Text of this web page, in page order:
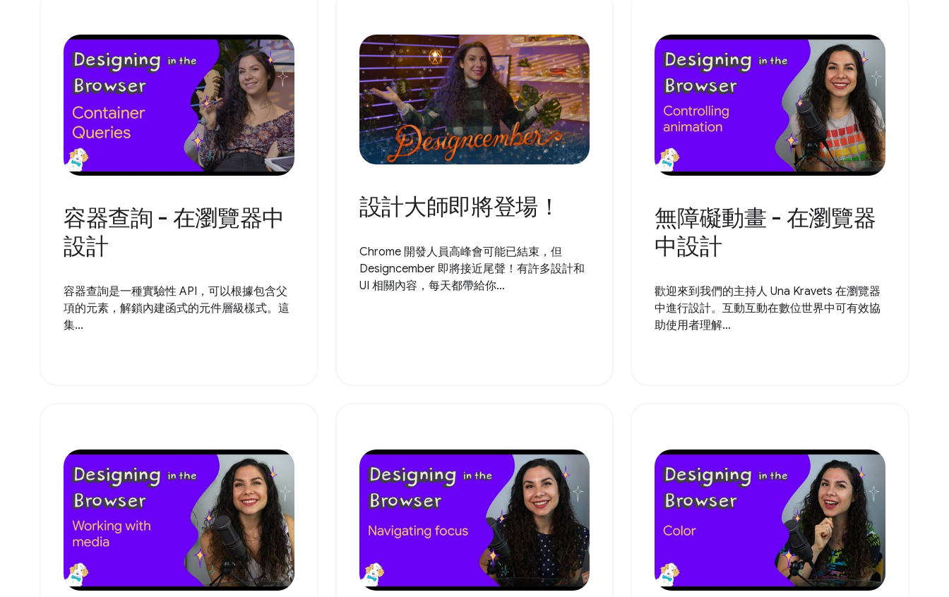
容器查詢 - 在瀏覽器中
設計
容器查詢是一種實驗性 API，可以根據包含父
項的元素，解鎖內建函式的元件層級樣式。這
集...
設計大師即將登場！
Chrome 開發人員高峰會可能已結束，但
Designcember 即將接近尾聲！有許多設計和
UI 相關內容，每天都帶給你...
無障礙動畫 - 在瀏覽器
中設計
歡迎來到我們的主持人 Una Kravets 在瀏覽器
中進行設計。互動互動在數位世界中可有效協
助使用者理解...